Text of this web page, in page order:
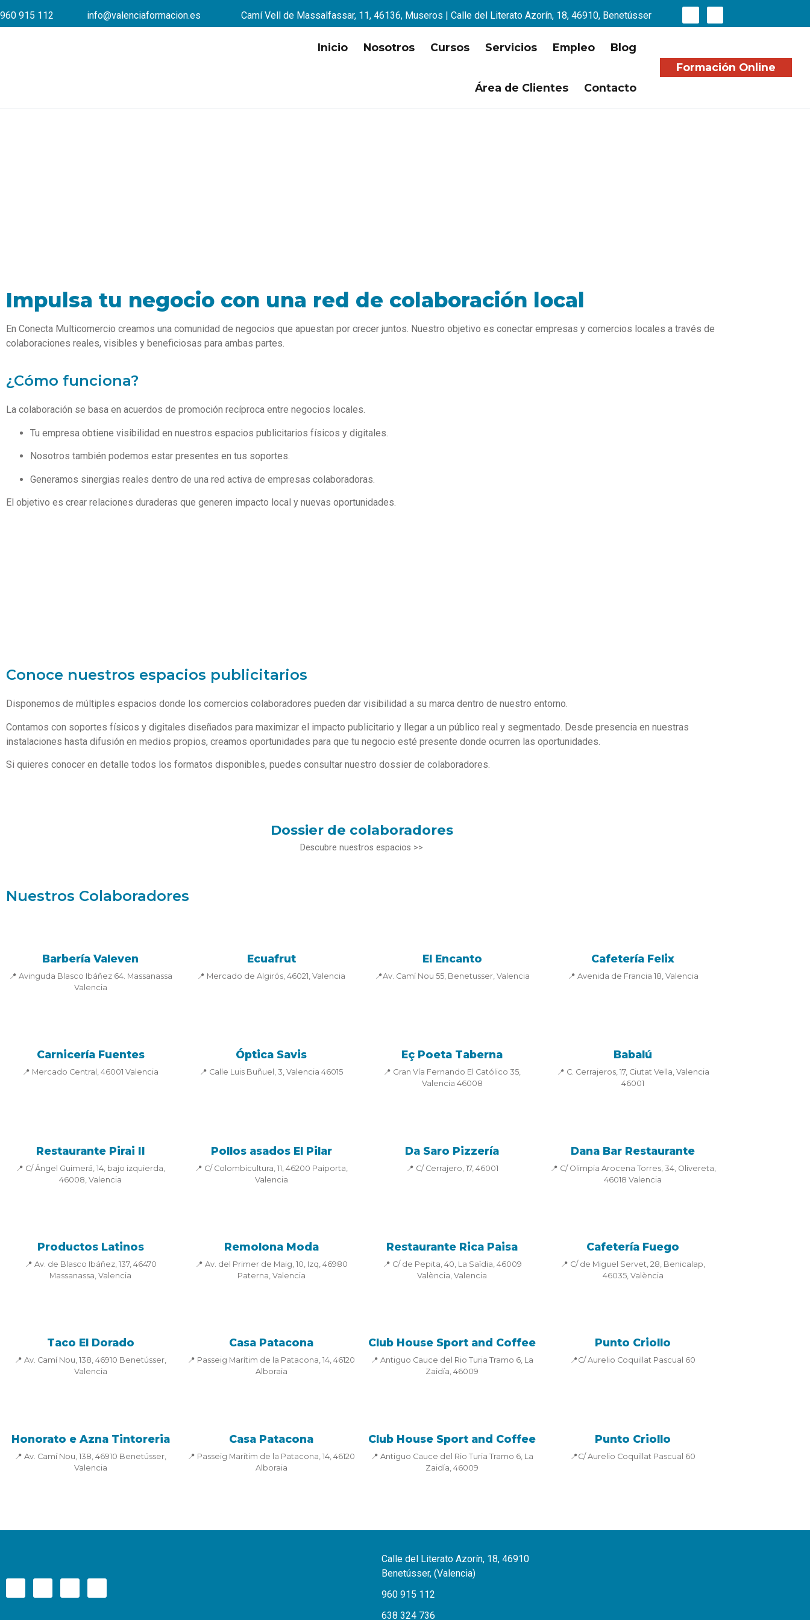
960 915 112 info@valenciaformacion.es Camí Vell de Massalfassar, 11, 46136, Museros | Calle del Literato Azorín, 18, 46910, Benetússer
Inicio Nosotros Cursos Servicios Empleo Blog
Área de Clientes Contacto
Formación Online
Impulsa tu negocio con una red de colaboración local
En Conecta Multicomercio creamos una comunidad de negocios que apuestan por crecer juntos. Nuestro objetivo es conectar empresas y comercios locales a través de
colaboraciones reales, visibles y beneficiosas para ambas partes.
¿Cómo funciona?
La colaboración se basa en acuerdos de promoción recíproca entre negocios locales.
Tu empresa obtiene visibilidad en nuestros espacios publicitarios físicos y digitales.
Nosotros también podemos estar presentes en tus soportes.
Generamos sinergias reales dentro de una red activa de empresas colaboradoras.
El objetivo es crear relaciones duraderas que generen impacto local y nuevas oportunidades.
Conoce nuestros espacios publicitarios
Disponemos de múltiples espacios donde los comercios colaboradores pueden dar visibilidad a su marca dentro de nuestro entorno.
Contamos con soportes físicos y digitales diseñados para maximizar el impacto publicitario y llegar a un público real y segmentado. Desde presencia en nuestras
instalaciones hasta difusión en medios propios, creamos oportunidades para que tu negocio esté presente donde ocurren las oportunidades.
Si quieres conocer en detalle todos los formatos disponibles, puedes consultar nuestro dossier de colaboradores.
Dossier de colaboradores
Descubre nuestros espacios >>
Nuestros Colaboradores
Barbería Valeven
📍 Avinguda Blasco Ibáñez 64. Massanassa
Valencia
Ecuafrut
📍 Mercado de Algirós, 46021, Valencia
El Encanto
📍Av. Camí Nou 55, Benetusser, Valencia
Cafetería Felix
📍 Avenida de Francia 18, Valencia
Carnicería Fuentes
📍 Mercado Central, 46001 Valencia
Óptica Savis
📍 Calle Luis Buñuel, 3, Valencia 46015
Eç Poeta Taberna
📍 Gran Vía Fernando El Católico 35,
Valencia 46008
Babalú
📍 C. Cerrajeros, 17, Ciutat Vella, Valencia
46001
Restaurante Pirai II
📍 C/ Ángel Guimerá, 14, bajo izquierda,
46008, Valencia
Pollos asados El Pilar
📍 C/ Colombicultura, 11, 46200 Paiporta,
Valencia
Da Saro Pizzería
📍 C/ Cerrajero, 17, 46001
Dana Bar Restaurante
📍 C/ Olimpia Arocena Torres, 34, Olivereta,
46018 Valencia
Productos Latinos
📍 Av. de Blasco Ibáñez, 137, 46470
Massanassa, Valencia
Remolona Moda
📍 Av. del Primer de Maig, 10, Izq, 46980
Paterna, Valencia
Restaurante Rica Paisa
📍 C/ de Pepita, 40, La Saïdia, 46009
València, Valencia
Cafetería Fuego
📍 C/ de Miguel Servet, 28, Benicalap,
46035, València
Taco El Dorado
📍 Av. Camí Nou, 138, 46910 Benetússer,
Valencia
Casa Patacona
📍 Passeig Marítim de la Patacona, 14, 46120
Alboraia
Club House Sport and Coffee
📍 Antiguo Cauce del Rio Turia Tramo 6, La
Zaidía, 46009
Punto Criollo
📍C/ Aurelio Coquillat Pascual 60
Honorato e Azna Tintoreria
📍 Av. Camí Nou, 138, 46910 Benetússer,
Valencia
Casa Patacona
📍 Passeig Marítim de la Patacona, 14, 46120
Alboraia
Club House Sport and Coffee
📍 Antiguo Cauce del Rio Turia Tramo 6, La
Zaidía, 46009
Punto Criollo
📍C/ Aurelio Coquillat Pascual 60
Calle del Literato Azorín, 18, 46910
Benetússer, (Valencia)
960 915 112
638 324 736